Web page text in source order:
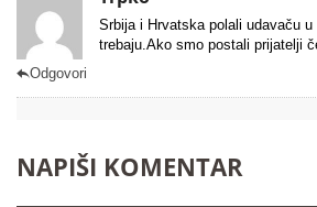
Srbija i Hrvatska polali udavaču
trebaju.Ako smo postali prijatelji
Odgovori
NAPIŠI KOMENTAR